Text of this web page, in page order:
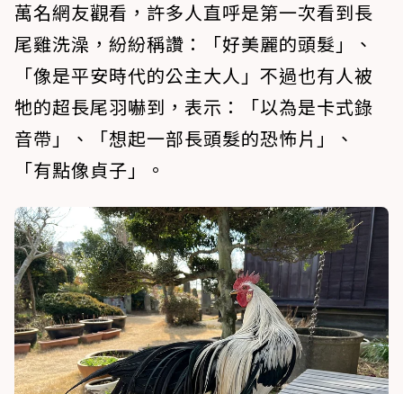
萬名網友觀看，許多人直呼是第一次看到長
尾雞洗澡，紛紛稱讚：「好美麗的頭髮」、
「像是平安時代的公主大人」不過也有人被
牠的超長尾羽嚇到，表示：「以為是卡式錄
音帶」、「想起一部長頭髮的恐怖片」、
「有點像貞子」。